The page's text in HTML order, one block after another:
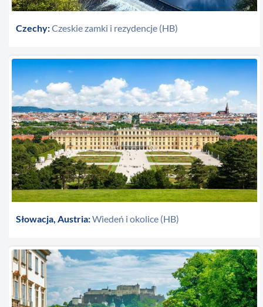
Czechy:Czeskie zamki i rezydencje (HB)
Słowacja, Austria:Wiedeń i okolice (HB)